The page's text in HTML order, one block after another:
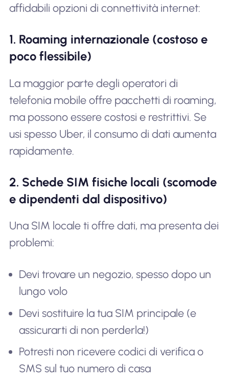
affidabili opzioni di connettività internet:
1. Roaming internazionale (costoso e
poco flessibile)
La maggior parte degli operatori di
telefonia mobile offre pacchetti di roaming,
ma possono essere costosi e restrittivi. Se
usi spesso Uber, il consumo di dati aumenta
rapidamente.
2. Schede SIM fisiche locali (scomode
e dipendenti dal dispositivo)
Una SIM locale ti offre dati, ma presenta dei
problemi:
Devi trovare un negozio, spesso dopo un
lungo volo
Devi sostituire la tua SIM principale (e
assicurarti di non perderla!)
Potresti non ricevere codici di verifica o
SMS sul tuo numero di casa